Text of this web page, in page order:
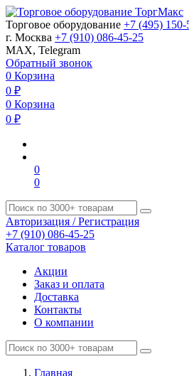
Торговое оборудование +7 (495) 150-
г. Москва +7 (910) 086-45-25
MAX, Telegram
Обратный звонок
0 Корзина
0 ₽
0 Корзина
0 ₽
0
0
Авторизация / Регистрация
+7 (910) 086-45-25
Каталог товаров
Акции
Заказ и оплата
Доставка
Контакты
О компании
Главная